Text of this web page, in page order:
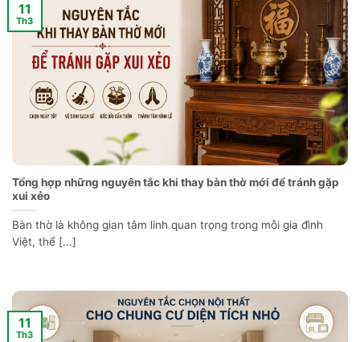
Tổng hợp những nguyên tắc khi thay bàn thờ mới để tránh gặp
xui xẻo
Bàn thờ là không gian tâm linh quan trọng trong mỗi gia đình
Việt, thể [...]
11
Th3
11
Th3